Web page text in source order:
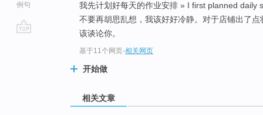
例句
我先计划好每天的作业安排 » I first planned daily
不要再胡思乱想，我该好好冷静。对于店铺出了
该谈论你。
基于11个网页-相关网页
开始做
相关文章